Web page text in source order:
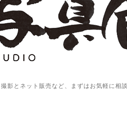
影とネット販売など、まずはお気軽に相談